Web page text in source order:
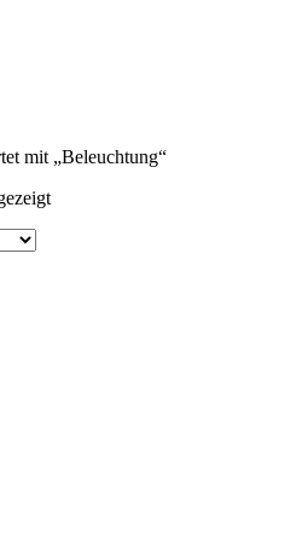
mit „Beleuchtung“